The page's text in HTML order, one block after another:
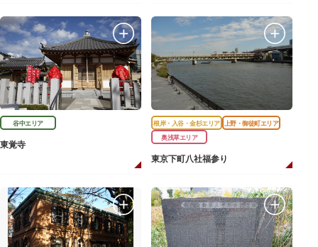
谷中エリア
東覚寺
根岸・入谷・金杉エリア
上野・御徒町エリア
奥浅草エリア
東京下町八社福参り